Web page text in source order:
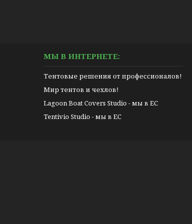
МЫ В ИНТЕРНЕТЕ:
Тентовые решения от профессионалов!
Мир тентов и чехлов!
Lagoon Boat Covers Studio - мы в ЕС
Tentivio Studio - мы в ЕС